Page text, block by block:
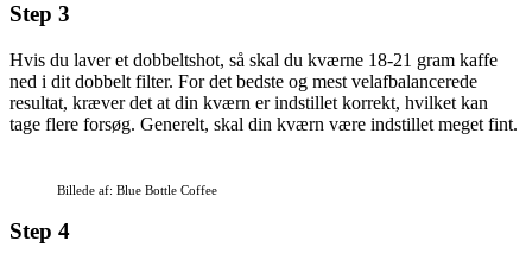
Step 3
Hvis du laver et dobbeltshot, så skal du kværne 18-21 gram kaffe
ned i dit dobbelt filter. For det bedste og mest velafbalancerede
resultat, kræver det at din kværn er indstillet korrekt, hvilket kan
tage flere forsøg. Generelt, skal din kværn være indstillet meget fint.
Billede af: Blue Bottle Coffee
Step 4